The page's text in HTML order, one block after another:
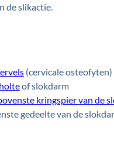
de slikactie.
(cervicale osteofyten)
of slokdarm
kringspier van de
gedeelte van de